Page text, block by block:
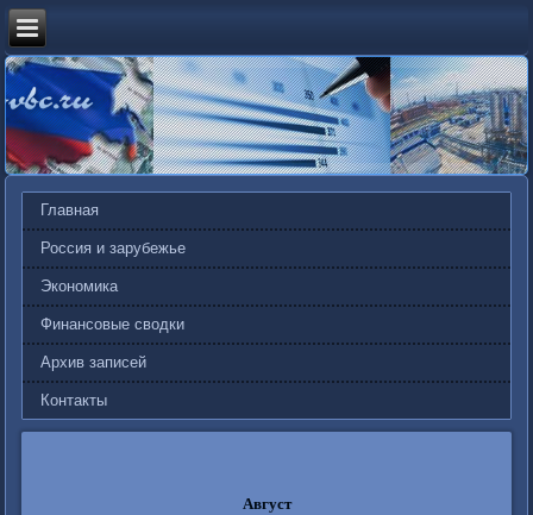
Главная
Россия и зарубежье
Экономика
Финансовые сводки
Архив записей
Контакты
Август